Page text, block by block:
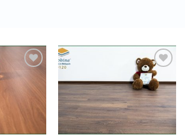
Yêu
thích